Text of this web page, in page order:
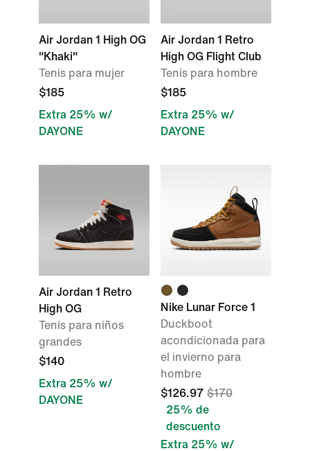
Air Jordan 1 High OG
"Khaki"
Tenis para mujer
$185
Extra 25% w/
DAYONE
Air Jordan 1 Retro
High OG Flight Club
Tenis para hombre
$185
Extra 25% w/
DAYONE
Air Jordan 1 Retro
High OG
Tenis para niños
grandes
$140
Extra 25% w/
DAYONE
Nike Lunar Force 1
Duckboot
acondicionada para
el invierno para
hombre
$126.97 $170
25% de
descuento
Extra 25% w/